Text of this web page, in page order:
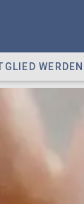
WERDEN